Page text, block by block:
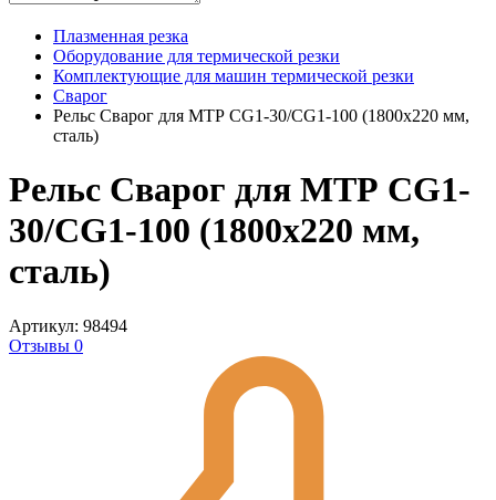
Плазменная резка
Оборудование для термической резки
Комплектующие для машин термической резки
Сварог
Рельс Сварог для МТР CG1-30/CG1-100 (1800x220 мм,
сталь)
Рельс Сварог для МТР CG1-
30/CG1-100 (1800x220 мм,
сталь)
Артикул: 98494
Отзывы 0